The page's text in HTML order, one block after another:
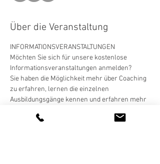
Über die Veranstaltung
INFORMATIONSVERANSTALTUNGEN
Möchten Sie sich für unsere kostenlose
Informationsveranstaltungen anmelden?
Sie haben die Möglichkeit mehr über Coaching
zu erfahren, lernen die einzelnen
Ausbildungsgänge kennen und erfahren mehr